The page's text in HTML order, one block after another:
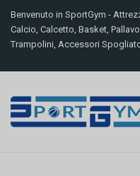
Benvenuto in SportGym -
Calcio, Calcetto, Basket,
Trampolini, Accessori